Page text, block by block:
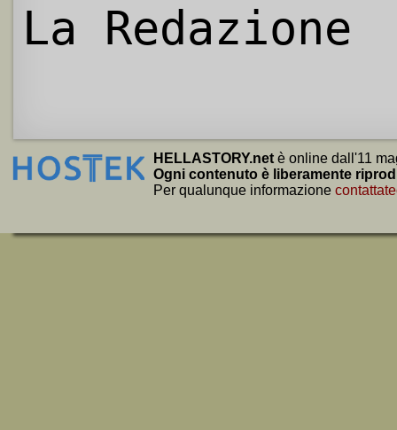
La Redazione
HELLASTORY.net è online dall'11
Ogni contenuto è liberamente
Per qualunque informazione